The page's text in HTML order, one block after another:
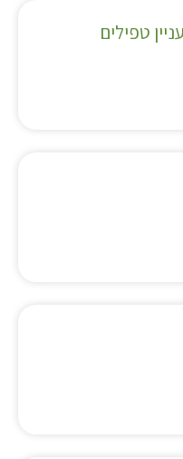
טפילים